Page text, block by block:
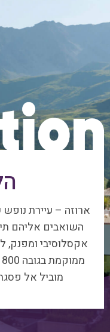
ארוזה – עיירת
השואבים אליהם
אקסלוסיבי ומפנק,
מוביל אל פסגת